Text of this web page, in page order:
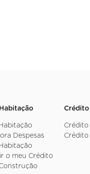
Despesas
o meu Crédito
Crédito
Crédito
Crédito